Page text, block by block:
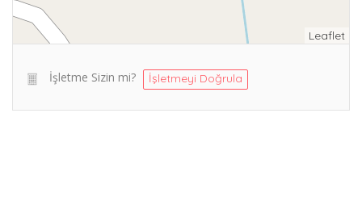
Leaflet
İşletme Sizin mi? İşletmeyi Doğrula